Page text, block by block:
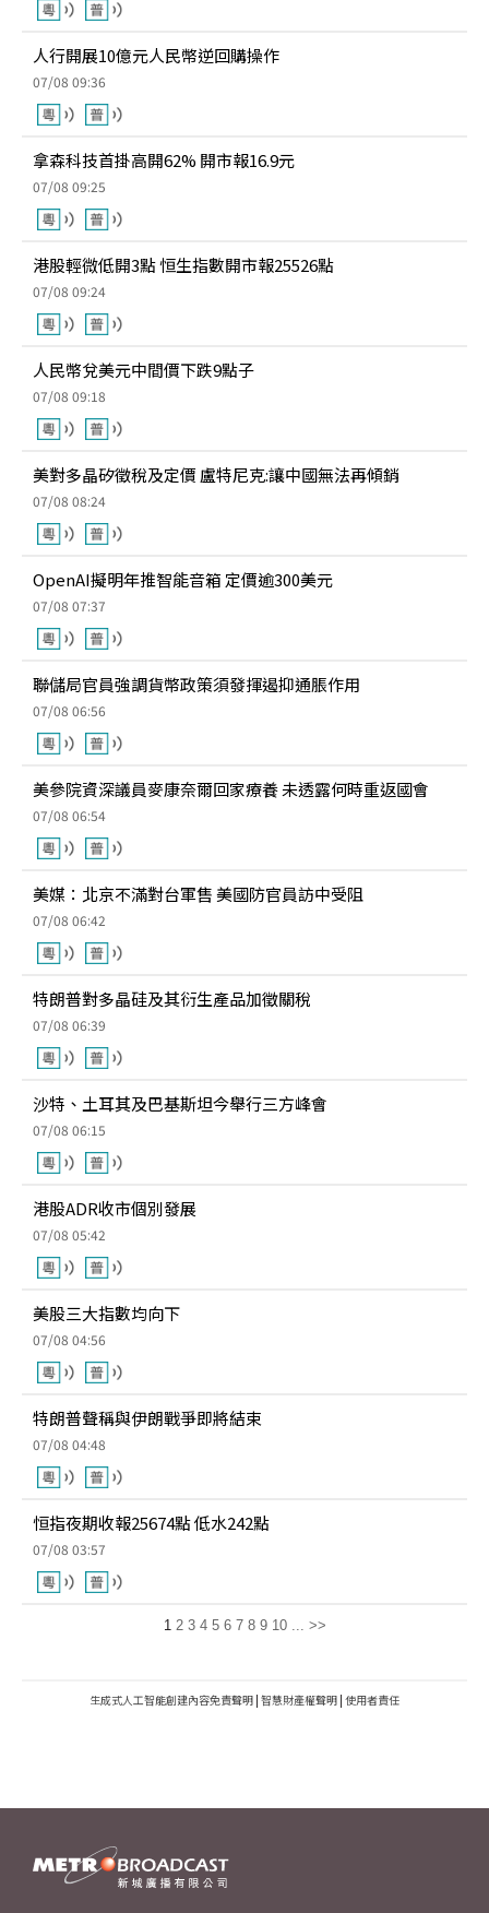
人行開展10億元人民幣逆回購操作
07/08 09:36
拿森科技首掛高開62% 開市報16.9元
07/08 09:25
港股輕微低開3點 恒生指數開市報25526點
07/08 09:24
人民幣兌美元中間價下跌9點子
07/08 09:18
美對多晶矽徵稅及定價 盧特尼克:讓中國無法再傾銷
07/08 08:24
OpenAI擬明年推智能音箱 定價逾300美元
07/08 07:37
聯儲局官員強調貨幣政策須發揮遏抑通脹作用
07/08 06:56
美參院資深議員麥康奈爾回家療養 未透露何時重返國會
07/08 06:54
美媒：北京不滿對台軍售 美國防官員訪中受阻
07/08 06:42
特朗普對多晶硅及其衍生產品加徵關稅
07/08 06:39
沙特、土耳其及巴基斯坦今舉行三方峰會
07/08 06:15
港股ADR收市個別發展
07/08 05:42
美股三大指數均向下
07/08 04:56
特朗普聲稱與伊朗戰爭即將結束
07/08 04:48
恒指夜期收報25674點 低水242點
07/08 03:57
1 2 3 4 5 6 7 8 9 10 ... >>
生成式人工智能創建內容免責聲明 | 智慧財產權聲明 | 使用者責任